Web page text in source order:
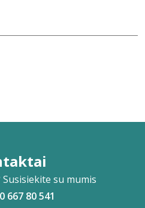
su mumis
667 80 541